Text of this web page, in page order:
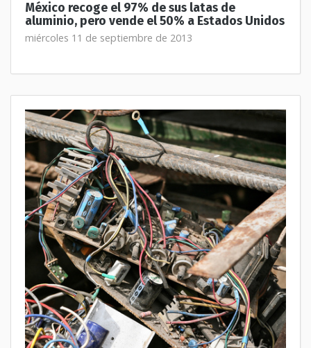
México recoge el 97% de sus latas de
aluminio, pero vende el 50% a Estados Unidos
miércoles 11 de septiembre de 2013